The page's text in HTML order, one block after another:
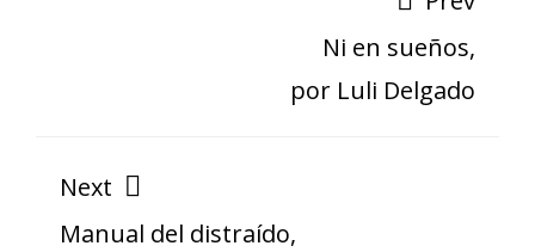
Ni en sueños,
por Luli Delgado
Next
Manual del distraído,